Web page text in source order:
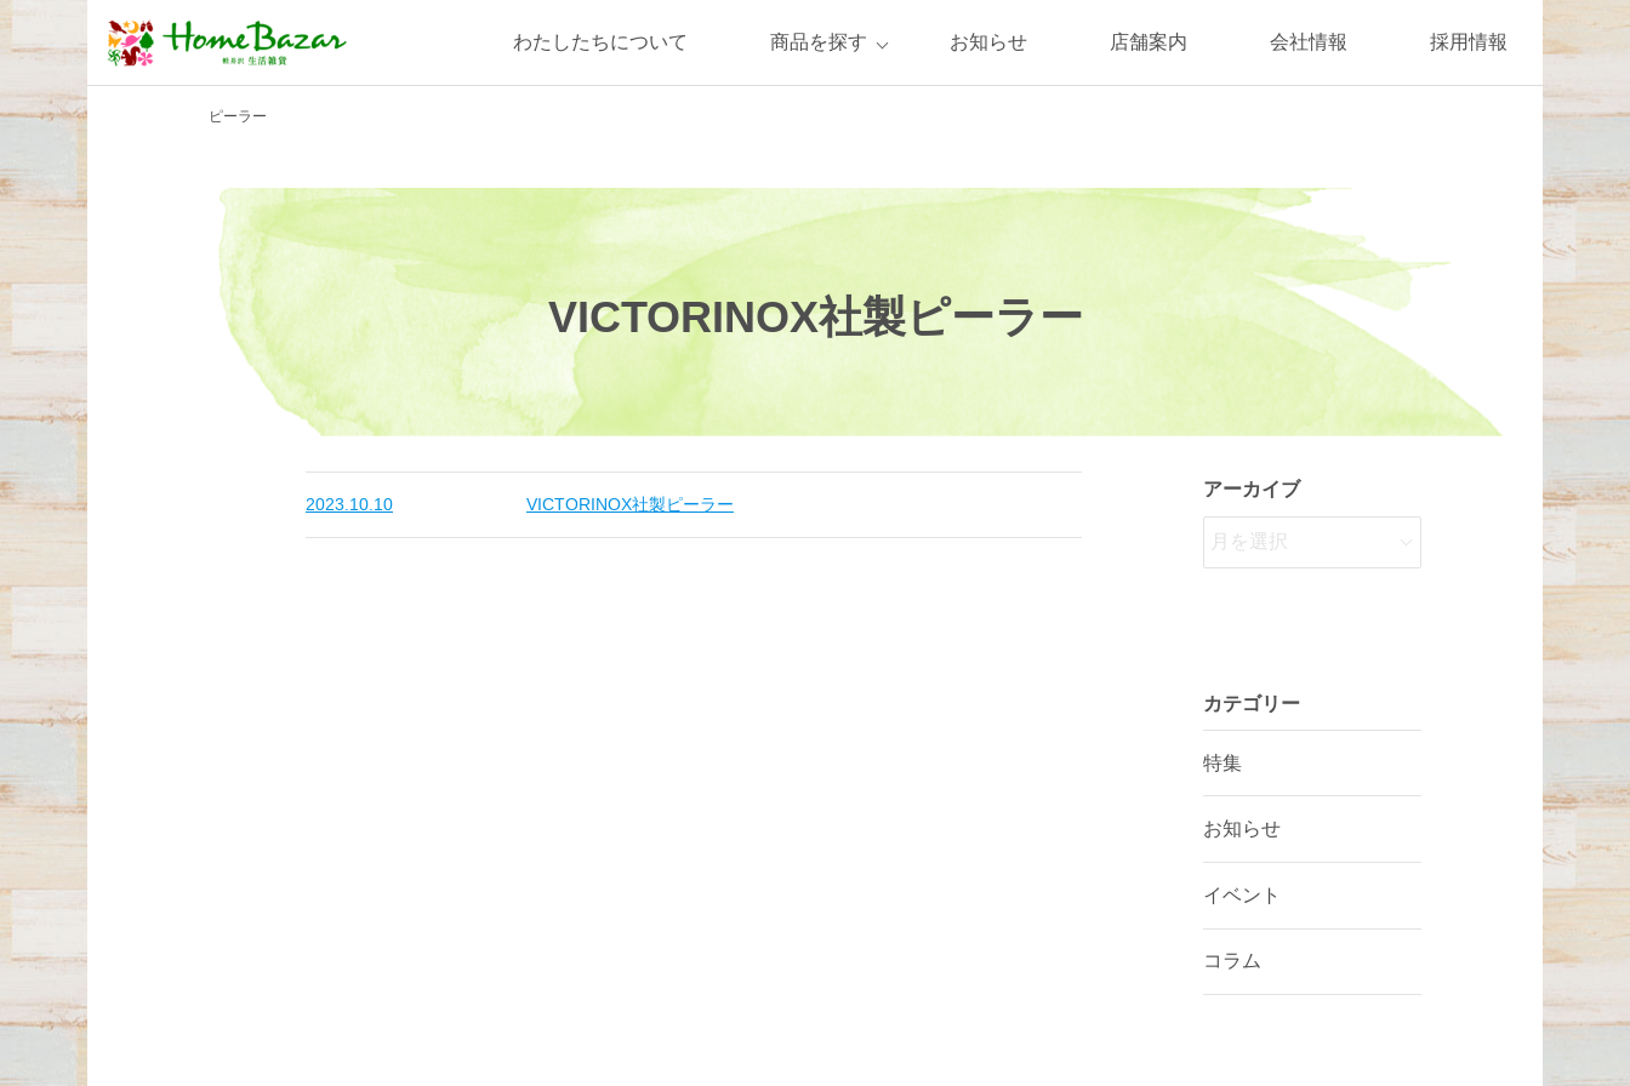
わたしたちについて 商品を探す お知らせ 店舗案内 会社情報 採用情報
ピーラー
VICTORINOX社製ピーラー
2023.10.10 VICTORINOX社製ピーラー
アーカイブ
カテゴリー
特集
お知らせ
イベント
コラム